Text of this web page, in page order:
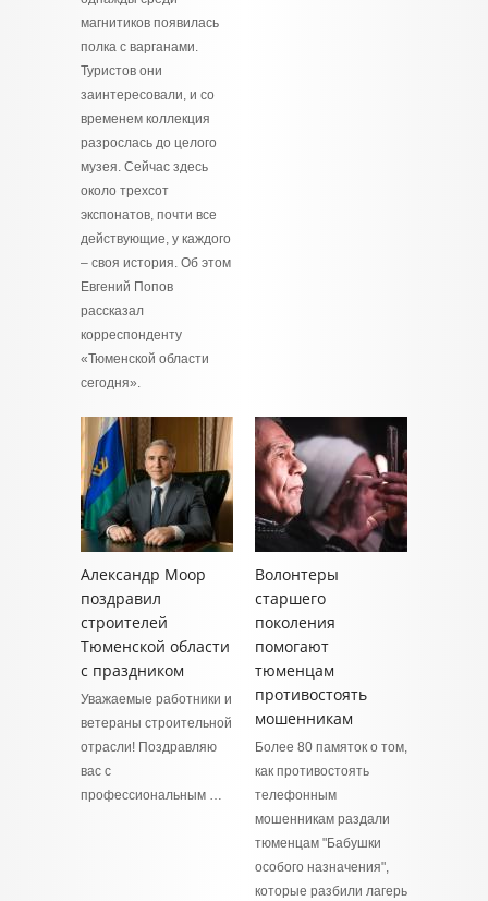
магнитиков появилась
полка с варганами.
Туристов они
заинтересовали, и со
временем коллекция
разрослась до целого
музея. Сейчас здесь
около трехсот
экспонатов, почти все
действующие, у каждого
– своя история. Об этом
Евгений Попов
рассказал
корреспонденту
«Тюменской области
сегодня».
Александр Моор
поздравил
строителей
Тюменской области
с праздником
Уважаемые работники и
ветераны строительной
отрасли! Поздравляю
вас с
профессиональным …
Волонтеры
старшего
поколения
помогают
тюменцам
противостоять
мошенникам
Более 80 памяток о том,
как противостоять
телефонным
мошенникам раздали
тюменцам "Бабушки
особого назначения",
которые разбили лагерь